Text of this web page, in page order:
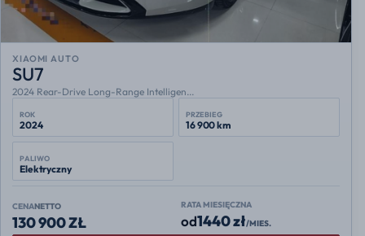
XIAOMI AUTO
SU7
2024 Rear-Drive Long-Range Intelligen...
ROK
2024
PRZEBIEG
16 900 km
PALIWO
Elektryczny
CENANETTO
130 900 ZŁ
RATA MIESIĘCZNA
od1440 zł/MIES.